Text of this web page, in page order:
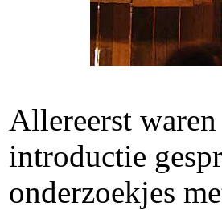
Allereerst waren
introductie
onderzoekjes